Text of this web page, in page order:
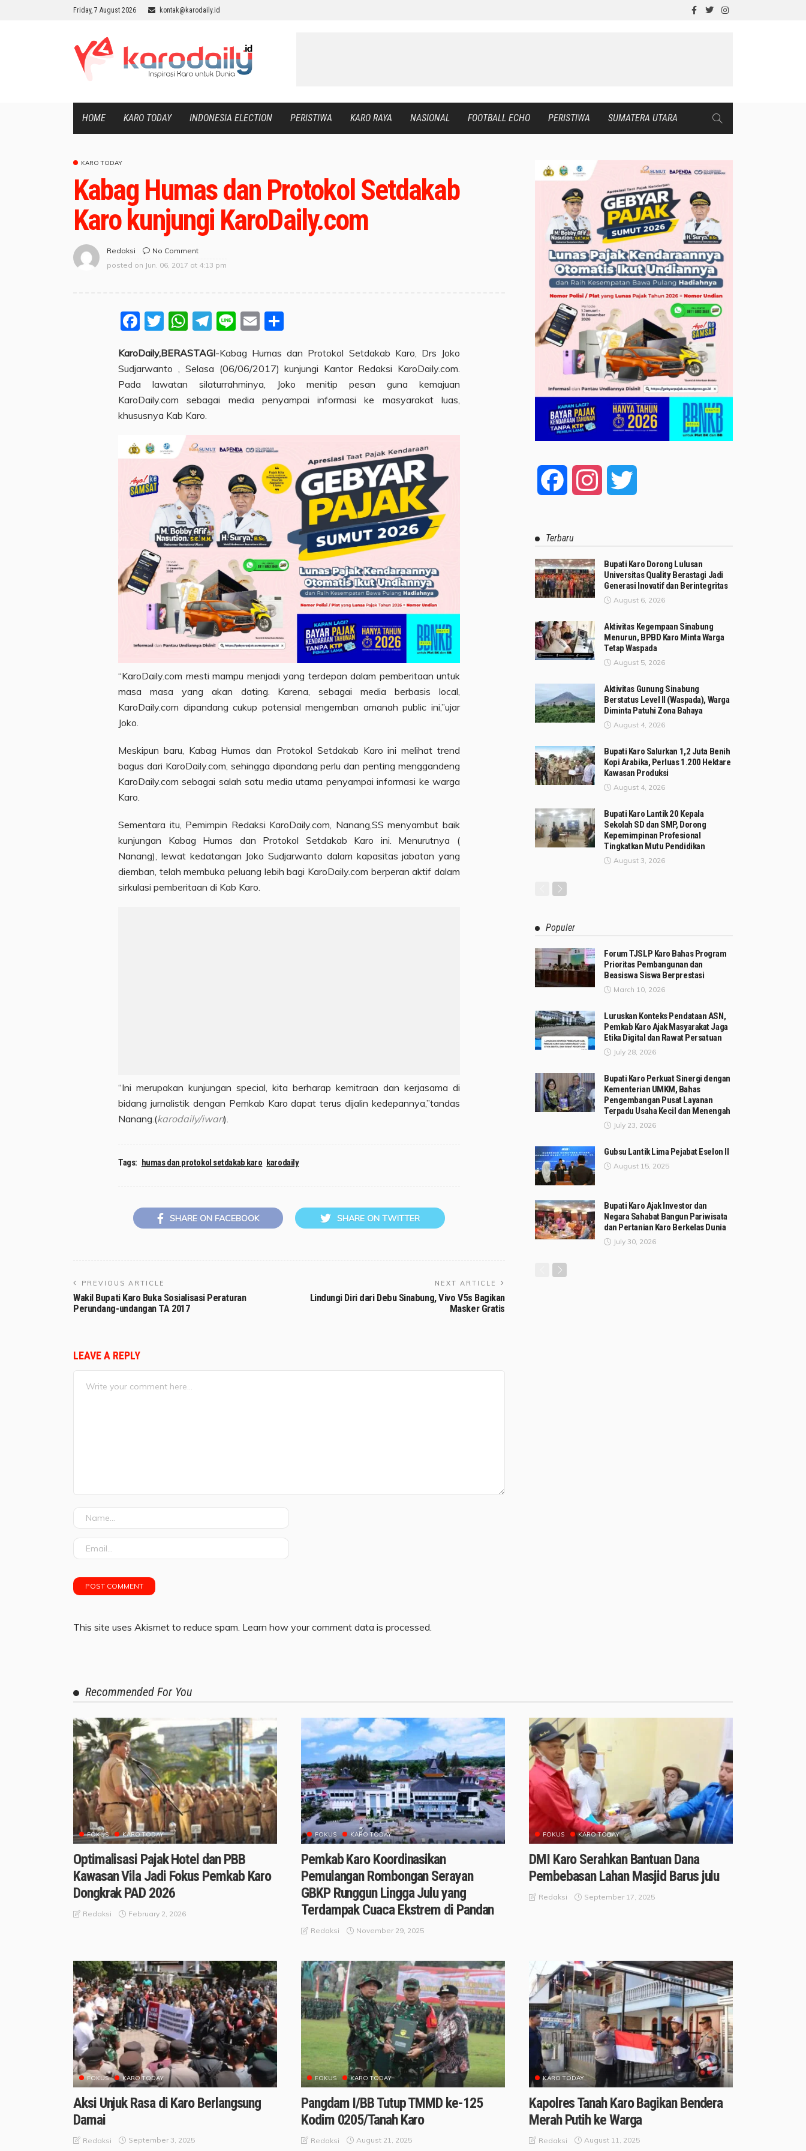
Friday, 7 August 2026 kontak@karodaily.id
HOME KARO TODAY INDONESIA ELECTION PERISTIWA KARO RAYA NASIONAL FOOTBALL ECHO PERISTIWA SUMATERA UTARA
KARO TODAY
Kabag Humas dan Protokol Setdakab
Karo kunjungi KaroDaily.com
Redaksi
No Comment
posted on Jun. 06, 2017 at 4:13 pm
Facebook
Twitter
WhatsApp
Telegram
LineEmail
KaroDaily,BERASTAGI-Kabag Humas dan Protokol Setdakab Karo, Drs Joko
Sudjarwanto , Selasa (06/06/2017) kunjungi Kantor Redaksi KaroDaily.com.
Pada lawatan silaturrahminya, Joko menitip pesan guna kemajuan
KaroDaily.com sebagai media penyampai informasi ke masyarakat luas,
khususnya Kab Karo.
“KaroDaily.com mesti mampu menjadi yang terdepan dalam pemberitaan untuk
masa masa yang akan dating. Karena, sebagai media berbasis local,
KaroDaily.com dipandang cukup potensial mengemban amanah public ini,”ujar
Joko.
Meskipun baru, Kabag Humas dan Protokol Setdakab Karo ini melihat trend
bagus dari KaroDaily.com, sehingga dipandang perlu dan penting menggandeng
KaroDaily.com sebagai salah satu media utama penyampai informasi ke warga
Karo.
Sementara itu, Pemimpin Redaksi KaroDaily.com, Nanang,SS menyambut baik
kunjungan Kabag Humas dan Protokol Setdakab Karo ini. Menurutnya (
Nanang), lewat kedatangan Joko Sudjarwanto dalam kapasitas jabatan yang
diemban, telah membuka peluang lebih bagi KaroDaily.com berperan aktif dalam
sirkulasi pemberitaan di Kab Karo.
“Ini merupakan kunjungan special, kita berharap kemitraan dan kerjasama di
bidang jurnalistik dengan Pemkab Karo dapat terus dijalin kedepannya,”tandas
Nanang.(karodaily/iwan).
Tags: humas dan protokol setdakab karo karodaily
SHARE ON FACEBOOK SHARE ON TWITTER
PREVIOUS ARTICLE
Wakil Bupati Karo Buka Sosialisasi Peraturan
Perundang-undangan TA 2017
NEXT ARTICLE
Lindungi Diri dari Debu Sinabung, Vivo V5s Bagikan
Masker Gratis
LEAVE A REPLY
This site uses Akismet to reduce spam. Learn how your comment data is processed.
Facebook Instagram
Terbaru
Bupati Karo Dorong Lulusan
Universitas Quality Berastagi Jadi
Generasi Inovatif dan Berintegritas
August 6, 2026
Aktivitas Kegempaan Sinabung
Menurun, BPBD Karo Minta Warga
Tetap Waspada
August 5, 2026
Aktivitas Gunung Sinabung
Berstatus Level II (Waspada), Warga
Diminta Patuhi Zona Bahaya
August 4, 2026
Bupati Karo Salurkan 1,2 Juta Benih
Kopi Arabika, Perluas 1.200 Hektare
Kawasan Produksi
August 4, 2026
Bupati Karo Lantik 20 Kepala
Sekolah SD dan SMP, Dorong
Kepemimpinan Profesional
Tingkatkan Mutu Pendidikan
August 3, 2026
Populer
Forum TJSLP Karo Bahas Program
Prioritas Pembangunan dan
Beasiswa Siswa Berprestasi
March 10, 2026
Luruskan Konteks Pendataan ASN,
Pemkab Karo Ajak Masyarakat Jaga
Etika Digital dan Rawat Persatuan
July 28, 2026
Bupati Karo Perkuat Sinergi dengan
Kementerian UMKM, Bahas
Pengembangan Pusat Layanan
Terpadu Usaha Kecil dan Menengah
July 23, 2026
Gubsu Lantik Lima Pejabat Eselon II
August 15, 2025
Bupati Karo Ajak Investor dan
Negara Sahabat Bangun Pariwisata
dan Pertanian Karo Berkelas Dunia
July 30, 2026
Recommended For You
FOKUS KARO TODAY
Optimalisasi Pajak Hotel dan PBB
Kawasan Vila Jadi Fokus Pemkab Karo
Dongkrak PAD 2026
Redaksi February 2, 2026
FOKUS KARO TODAY
Pemkab Karo Koordinasikan
Pemulangan Rombongan Serayan
GBKP Runggun Lingga Julu yang
Terdampak Cuaca Ekstrem di Pandan
Redaksi November 29, 2025
FOKUS KARO TODAY
DMI Karo Serahkan Bantuan Dana
Pembebasan Lahan Masjid Barus julu
Redaksi September 17, 2025
FOKUS KARO TODAY
Aksi Unjuk Rasa di Karo Berlangsung
Damai
Redaksi September 3, 2025
FOKUS KARO TODAY
Pangdam I/BB Tutup TMMD ke-125
Kodim 0205/Tanah Karo
Redaksi August 21, 2025
KARO TODAY
Kapolres Tanah Karo Bagikan Bendera
Merah Putih ke Warga
Redaksi August 11, 2025